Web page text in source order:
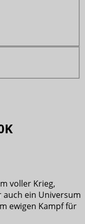
voller Krieg,
auch ein Universum
ewigen Kampf für